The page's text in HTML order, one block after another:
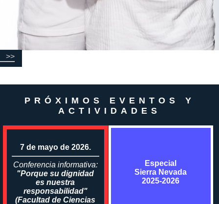
>>
PRÓXIMOS EVENTOS Y
ACTIVIDADES
7 de mayo de 2026.
Conferencia informativa:
"Porque su dignidad
es nuestra
responsabilidad"
(Facultad de Ciencias
Especial
Sierra Nevada
2025-2026